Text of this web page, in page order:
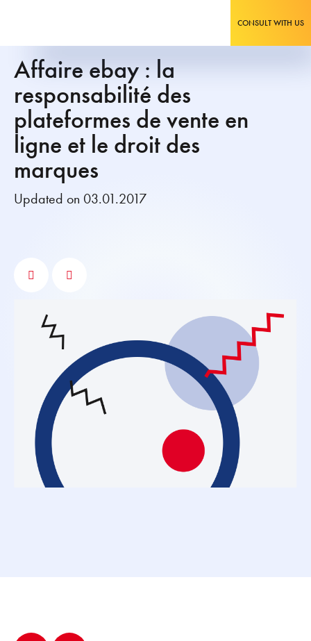
CONSULT WITH US
Affaire ebay : la
responsabilité des
plateformes de vente en
ligne et le droit des
marques
Updated on 03.01.2017